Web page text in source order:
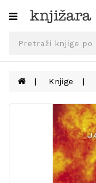
Kategorije
SVEUČILIŠNA
UDŽBENICI
KNJIGE
PRIBOR
Knjige